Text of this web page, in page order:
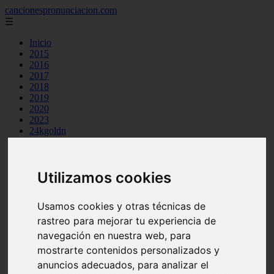
Utilizamos cookies
Usamos cookies y otras técnicas de
rastreo para mejorar tu experiencia de
navegación en nuestra web, para
mostrarte contenidos personalizados y
anuncios adecuados, para analizar el
cancionespronunciacion.com
☰
Inicio
2015
2016
2017
2018
2019
2020
2023
24kgoldn
aimee carty
anne marie
aretha franklin
ariana grande
ashe
atb
ava max